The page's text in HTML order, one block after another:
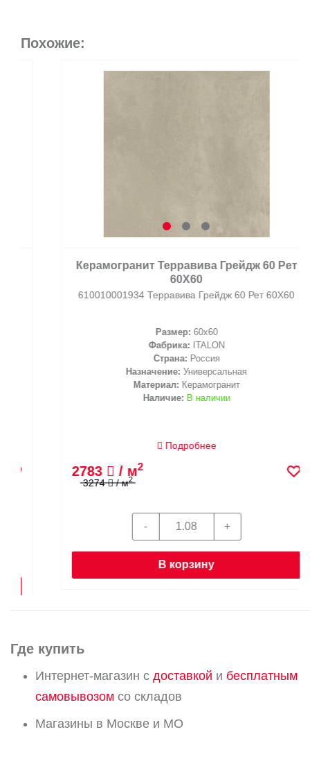
Похожие:
Керамогранит Терравива Грейдж 60 Рет
60X60
610010001934 Терравива Грейдж 60 Рет 60X60
Размер:60x60
Фабрика:ITALON
Страна:Россия
Назначение:Универсальная
Материал:Керамогранит
Наличие: В наличии
Подробнее
2783 / м2
3274 / м2
В корзину
Где купить
Интернет-магазин с доставкой и бесплатным
самовывозом со складов
Магазины в Москве и МО